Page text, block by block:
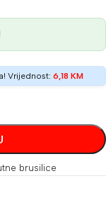
Vrijednost: 6,18 KM
brusilice